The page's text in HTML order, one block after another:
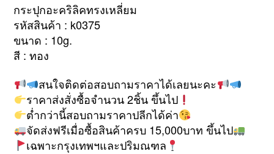
กระปุกอะคริลิคทรงเหลี่ยม
รหัสสินค้า : k0375
ขนาด : 10g.
สี : ทอง
สนใจติดต่อสอบถามราคาได้เลยนะคะ
ราคาส่งสั่งซื้อจำนวน 2ชิ้น ขึ้นไป
ต่ำกว่านี้สอบถามราคาปลีกได้ค่า
จัดส่งฟรีเมื่อซื้อสินค้าครบ 15,000บาท ขึ้นไป
เฉพาะกรุงเทพฯและปริมณฑล